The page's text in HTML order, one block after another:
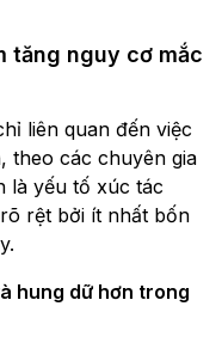
tăng nguy cơ mắc
liên quan đến việc
theo các chuyên gia
là yếu tố xúc tác
rệt bởi ít nhất bốn
hung dữ hơn trong